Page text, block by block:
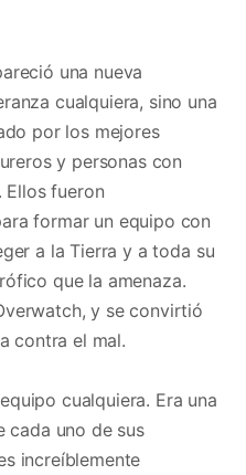
una nueva
cualquiera, sino una
por los mejores
y personas con
Ellos fueron
formar un equipo con
a la Tierra y a toda su
que la amenaza.
y se convirtió
contra el mal.
cualquiera. Era una
cada uno de sus
increíblemente